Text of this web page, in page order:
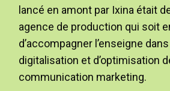
lancé en amont par Ixina était
agence de production qui soit
d’accompagner l’enseigne
digitalisation et d’optimisation
communication marketing.